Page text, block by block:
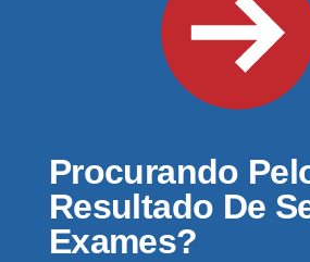
Procurando
Resultado De
Exames?